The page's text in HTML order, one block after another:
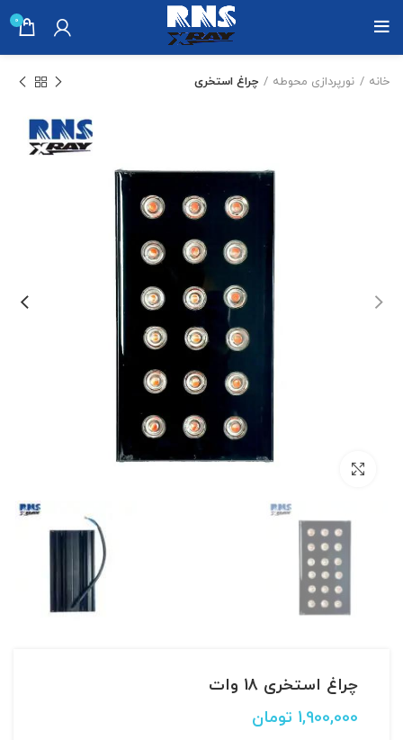
0
خانه نورپردازی محوطه چراغ استخری
چراغ استخری 18 وات
1,900,000 تومان